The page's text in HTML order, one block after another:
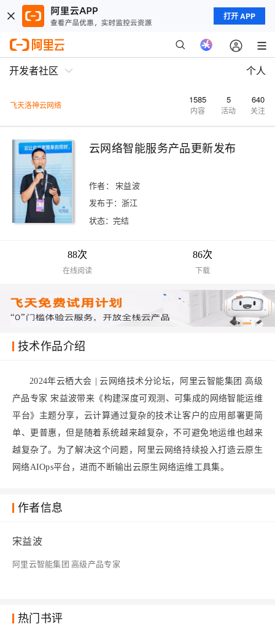
打开 APP
开发者社区 个人
飞天洛神云网络 1585
内容
5
活动
640
关注
云网络智能服务产品更新发布
作者： 宋益波
发布于：浙江
状态：完结
88次
在线阅读
86次
下载
技术作品介绍
2024年云栖大会 | 云网络技术分论坛，阿里云智能集团 高级
产品专家 宋益波带来《构建深度可观测、可集成的网络智能运维
平台》主题分享，云计算通过复杂的技术让客户的应用部署更简
单、更普惠，但是随着系统越来越复杂，不可避免地运维也越来
越复杂了。为了解决这个问题，阿里云网络持续投入打造云原生
网络AIOps平台，进而不断输出云原生网络运维工具集。
作者信息
宋益波
阿里云智能集团 高级产品专家
热门书评